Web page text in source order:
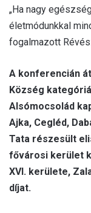
„Ha nagy
életmódunkkal
fogalmazott
A konferencián
Község
Alsómocsolád
Ajka, Cegléd,
Tata részesült
fővárosi kerület
XVI. kerülete,
díjat.